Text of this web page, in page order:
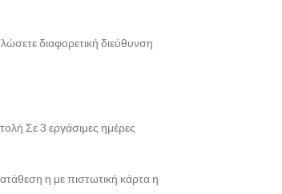
διαφορετική διεύθυνση
Σε 3 εργάσιμες ημέρες
η με πιστωτική κάρτα η